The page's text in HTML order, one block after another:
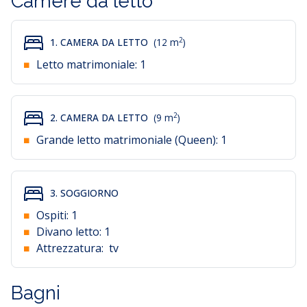
soggiorno.
1. CAMERA DA LETTO (12 m2)
Letto matrimoniale: 1
2. CAMERA DA LETTO (9 m2)
Grande letto matrimoniale (Queen): 1
3. SOGGIORNO
Ospiti: 1
Divano letto: 1
Attrezzatura: tv
Bagni